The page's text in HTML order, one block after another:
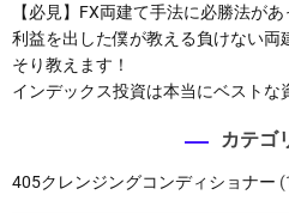
【必見】FX両建て手法に必勝法が
利益を出した僕が教える負けない両
そり教えます！
インデックス投資は本当にベストな
カテゴ
405クレンジングコンディショナー